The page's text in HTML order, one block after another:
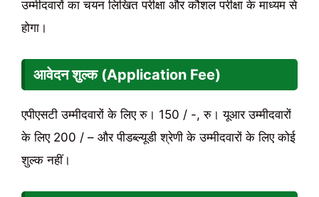
उम्मीदवारों का चयन लिखित परीक्षा और कौशल परीक्षा के माध्यम से
होगा।
आवेदन शुल्क (Application Fee)
एपीएसटी उम्मीदवारों के लिए रु। 150 / -, रु। यूआर उम्मीदवारों
के लिए 200 / – और पीडब्ल्यूडी श्रेणी के उम्मीदवारों के लिए कोई
शुल्क नहीं।